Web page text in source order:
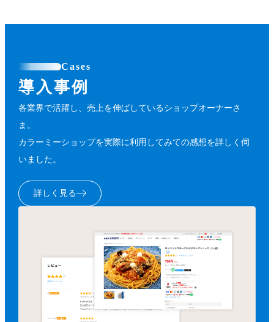
Cases
導入事例
各業界で活躍し、売上を伸ばしているショップオーナーさ
ま。
カラーミーショップを実際に利用してみての感想を詳しく伺
いました。
詳しく見る